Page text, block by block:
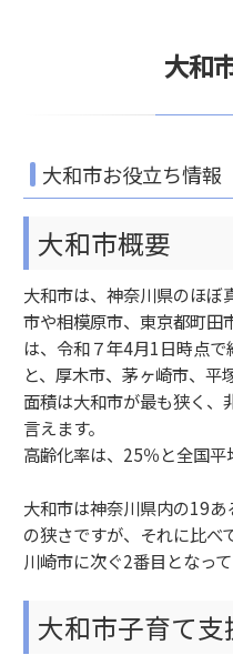
大和
大和市お役立ち情報
大和市概要
大和市は、神奈川県のほぼ
市や相模原市、東京都町田
は、令和７年4月1日時点
と、厚木市、茅ヶ崎市、
面積は大和市が最も狭く、
言えます。
高齢化率は、25％と全国平
大和市は神奈川県内の19
の狭さですが、それに比べ
川崎市に次ぐ2番目となって
大和市子育て支